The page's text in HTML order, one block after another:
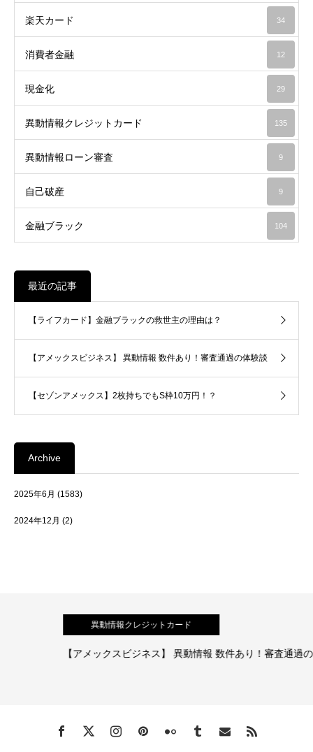
楽天カード 34
消費者金融 12
現金化 29
異動情報クレジットカード 135
異動情報ローン審査 9
自己破産 9
金融ブラック 104
最近の記事
【ライフカード】金融ブラックの救世主の理由は？
【アメックスビジネス】 異動情報 数件あり！審査通過の体験談
【セゾンアメックス】2枚持ちでもS枠10万円！？
Archive
2025年6月 (1583)
2024年12月 (2)
異動情報クレジットカード
【アメックスビジネス】 異動情報 数件あり！審査通過の体験談